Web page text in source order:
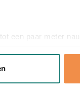
een paar meter